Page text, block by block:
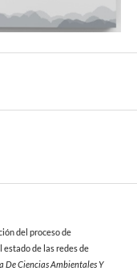
del proceso de
de las redes de
De Ciencias Ambientales Y